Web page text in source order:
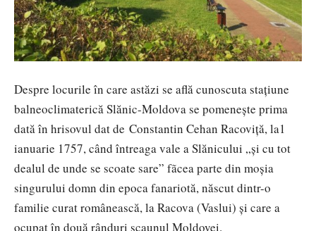
Despre locurile în care astăzi se află cunoscuta stațiune
balneoclimaterică Slănic-Moldova se pomeneşte prima
dată în hrisovul dat de Constantin Cehan Racoviţă, la1
ianuarie 1757, când întreaga vale a Slănicului „şi cu tot
dealul de unde se scoate sare” fãcea parte din moşia
singurului domn din epoca fanariotă, născut dintr-o
familie curat românească, la Racova (Vaslui) şi care a
ocupat în două rânduri scaunul Moldovei.